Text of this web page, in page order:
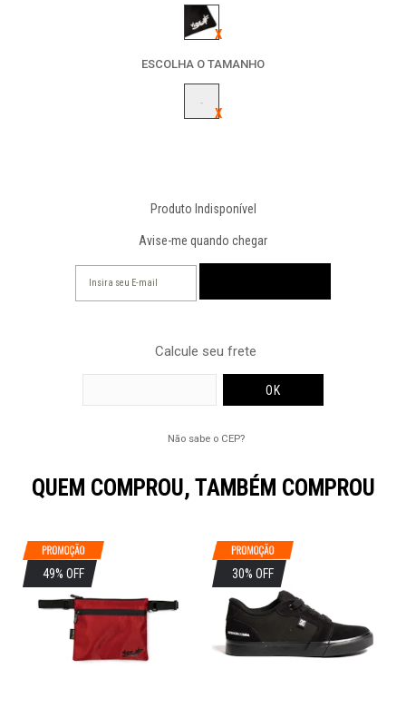
ESCOLHA O TAMANHO
-
Produto Indisponível
Avise-me quando chegar
Calcule seu frete
Não sabe o CEP?
QUEM COMPROU, TAMBÉM COMPROU
49% OFF 30% OFF